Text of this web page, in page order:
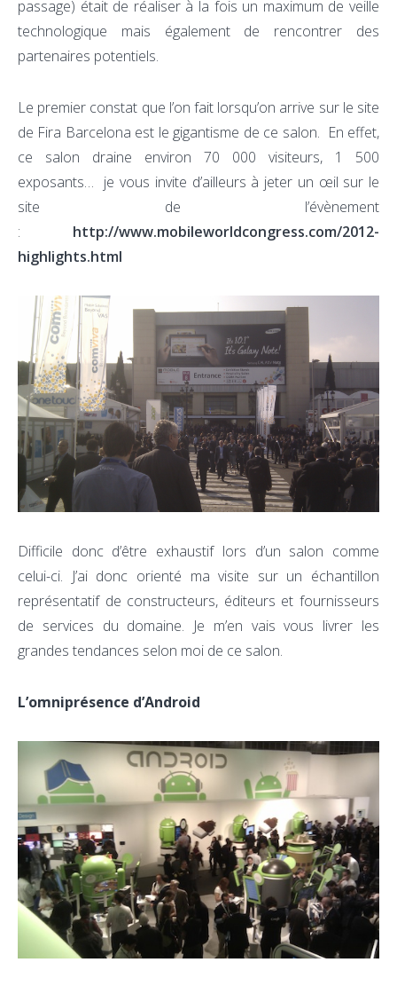
passage) était de réaliser à la fois un maximum de veille
technologique mais également de rencontrer des
partenaires potentiels.
Le premier constat que l’on fait lorsqu’on arrive sur le site
de Fira Barcelona est le gigantisme de ce salon. En effet,
ce salon draine environ 70 000 visiteurs, 1 500
exposants… je vous invite d’ailleurs à jeter un œil sur le
site de l’évènement
: http://www.mobileworldcongress.com/2012-
highlights.html
Difficile donc d’être exhaustif lors d’un salon comme
celui-ci. J’ai donc orienté ma visite sur un échantillon
représentatif de constructeurs, éditeurs et fournisseurs
de services du domaine. Je m’en vais vous livrer les
grandes tendances selon moi de ce salon.
L’omniprésence d’Android